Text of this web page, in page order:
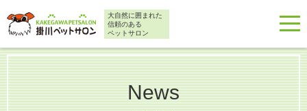
大自然に囲まれた
信頼のある
ペットサロン
News